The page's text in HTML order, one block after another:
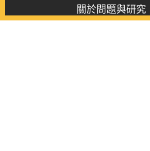
關於問題與研究
About this journal